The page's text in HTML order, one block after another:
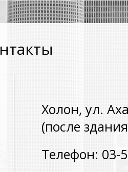
Холон, ул.
(после
Телефон: 03-